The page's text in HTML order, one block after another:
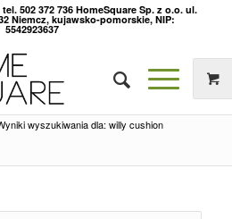
502 372 736 HomeSquare Sp. z o.o. ul.
Niemcz, kujawsko-pomorskie, NIP:
5542923637
wyszukiwania dla: willy cushion